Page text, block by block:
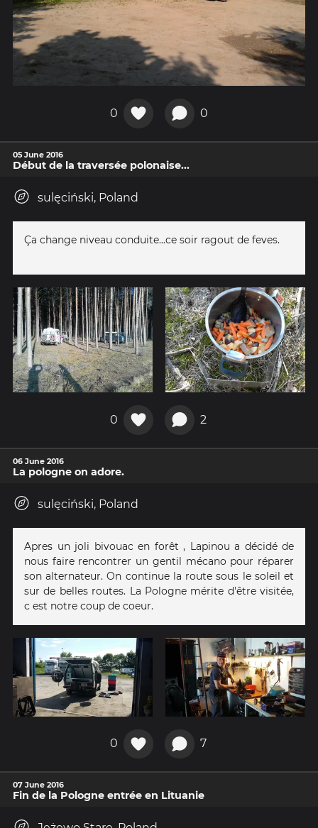
0 0
05 June 2016
Début de la traversée polonaise...
sulęciński, Poland
Ça change niveau conduite...ce soir ragout de feves.
0 2
06 June 2016
La pologne on adore.
sulęciński, Poland
Apres un joli bivouac en forêt , Lapinou a décidé de
nous faire rencontrer un gentil mécano pour réparer
son alternateur. On continue la route sous le soleil et
sur de belles routes. La Pologne mérite d'être visitée,
c est notre coup de coeur.
0 7
07 June 2016
Fin de la Pologne entrée en Lituanie